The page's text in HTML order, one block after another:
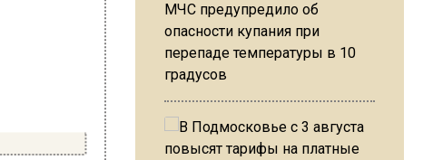
МЧС предупредило об
опасности купания при
перепаде температуры в 10
градусов